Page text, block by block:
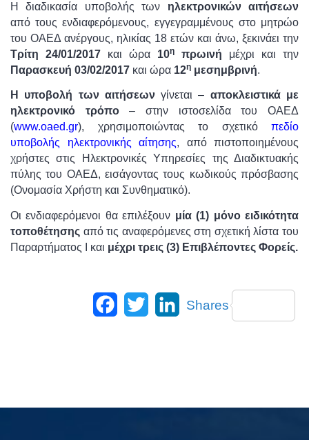
Η διαδικασία υποβολής των ηλεκτρονικών αιτήσεων
από τους ενδιαφερόμενους, εγγεγραμμένους στο μητρώο
του ΟΑΕΔ ανέργους, ηλικίας 18 ετών και άνω, ξεκινάει την
Τρίτη 24/01/2017 και ώρα 10η πρωινή μέχρι και την
Παρασκευή 03/02/2017 και ώρα 12η μεσημβρινή.
Η υποβολή των αιτήσεωνγίνεται – αποκλειστικά με
ηλεκτρονικό τρόπο– στην ιστοσελίδα του ΟΑΕΔ
(www.oaed.gr), χρησιμοποιώντας το σχετικό πεδίο
υποβολής ηλεκτρονικής αίτησης, από πιστοποιημένους
χρήστες στις Ηλεκτρονικές Υπηρεσίες της Διαδικτυακής
πύλης του ΟΑΕΔ, εισάγοντας τους κωδικούς πρόσβασης
(Ονομασία Χρήστη και Συνθηματικό).
Οι ενδιαφερόμενοι θα επιλέξουν μία (1) μόνο ειδικότητα
τοποθέτησης από τις αναφερόμενες στη σχετική λίστα του
Παραρτήματος Ι και μέχρι τρεις (3) Επιβλέποντες Φορείς.
Facebook
Twitter LinkedIn
Shares